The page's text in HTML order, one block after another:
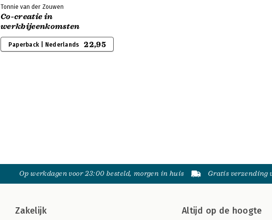
Tonnie van der Zouwen
Co-creatie in
werkbijeenkomsten
Paperback | Nederlands 22,95
Op werkdagen voor 23:00 besteld, morgen in huis Gratis verzending
Zakelijk Altijd op de hoogte